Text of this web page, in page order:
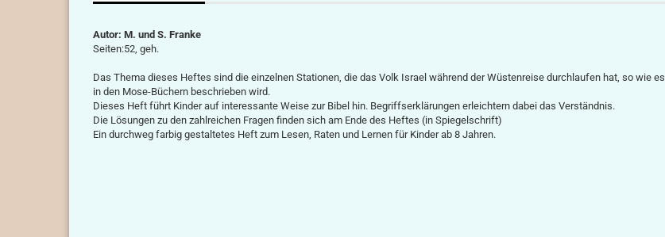
Autor: M. und S. Franke
Seiten:52, geh.
Das Thema dieses Heftes sind die einzelnen Stationen, die das Volk Israel während der Wüstenreise durchlaufen hat, so wie es
in den Mose-Büchern beschrieben wird.
Dieses Heft führt Kinder auf interessante Weise zur Bibel hin. Begriffserklärungen erleichtern dabei das Verständnis.
Die Lösungen zu den zahlreichen Fragen finden sich am Ende des Heftes (in Spiegelschrift)
Ein durchweg farbig gestaltetes Heft zum Lesen, Raten und Lernen für Kinder ab 8 Jahren.